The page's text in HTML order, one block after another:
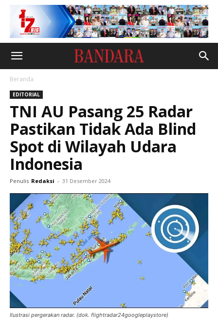
Beranda
EDITORIAL
TNI AU Pasang 25 Radar
Pastikan Tidak Ada Blind
Spot di Wilayah Udara
Indonesia
Penulis Redaksi - 31 Desember 2024
Ilustrasi pergerakan radar. (dok. flightradar24googleplaystore)